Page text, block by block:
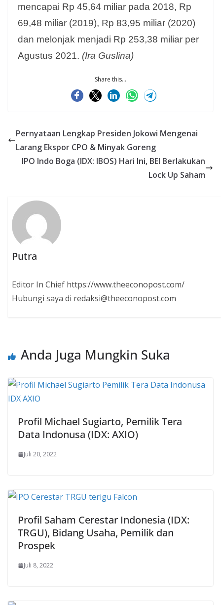
mencapai Rp 45,64 miliar pada 2018, Rp
69,48 miliar (2019), Rp 83,95 miliar (2020)
dan melonjak menjadi Rp 253,38 miliar per
Agustus 2021. (Ira Guslina)
Share this...
Pernyataan Lengkap Presiden Jokowi Mengenai
Larang Ekspor CPO & Minyak Goreng
IPO Indo Boga (IDX: IBOS) Hari Ini, BEI Berlakukan
Lock Up Saham
Putra
Editor In Chief https://www.theeconopost.com/
Hubungi saya di redaksi@theeconopost.com
Anda Juga Mungkin Suka
Profil Michael Sugiarto, Pemilik Tera
Data Indonusa (IDX: AXIO)
Juli 20, 2022
Profil Saham Cerestar Indonesia (IDX:
TRGU), Bidang Usaha, Pemilik dan
Prospek
Juli 8, 2022